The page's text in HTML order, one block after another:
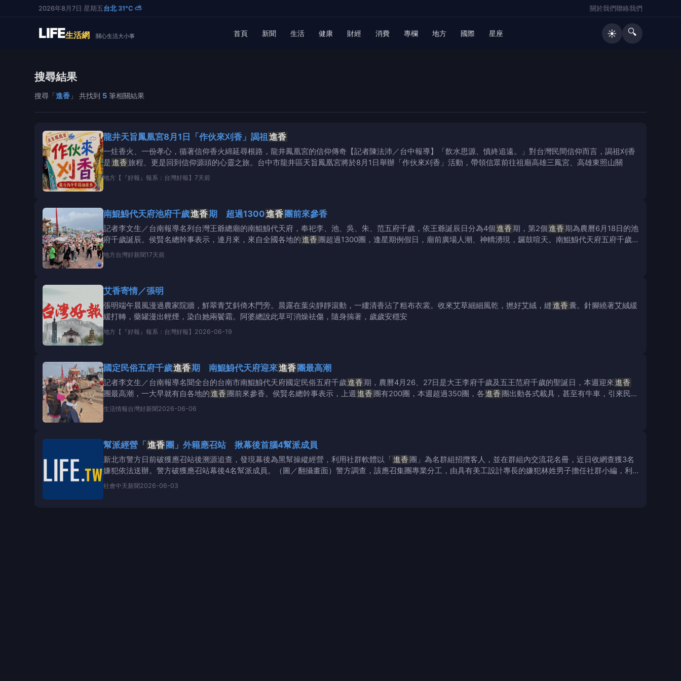
2026年8月7日 星期五台北 31°C ⛅ 關於我們聯絡我們
LIFE生活網 關心生活大小事 首頁 新聞 生活 健康 財經 消費 專欄 地方 國際 星座 ☀️ 🔍
搜尋結果
搜尋「進香 」 共找到 5 筆相關結果
龍井天旨鳳凰宮8月1日「作伙來刈香」謁祖 進香
一炷香火、一份孝心，循著信仰香火綿延尋根路，龍井鳳凰宮的信仰傳奇【記者陳法沛／台中報導】「飲水思源、慎終追遠。」對台灣民間信仰而言，謁祖刈香
是進香旅程、更是回到信仰源頭的心靈之旅。台中市龍井區天旨鳳凰宮將於8月1日舉辦「作伙來刈香」活動，帶領信眾前往祖廟高雄三鳳宮、高雄東照山關
地方 【『好報』報系：台灣好報】 7天前
南鯤鯓代天府池府千歲進香期 超過1300進香 團前來參香
記者李文生／台南報導名列台灣王爺總廟的南鯤鯓代天府，奉祀李、池、吳、朱、范五府千歲，依王爺誕辰日分為4個進香期，第2個進香期為農曆6月18日的池
府千歲誕辰。侯賢名總幹事表示，連月來，來自全國各地的進香 團超過1300團，逢星期例假日，廟前廣場人潮、神轎湧現，鑼鼓喧天。南鯤鯓代天府五府千歲
進香 期於102
地方台灣好新聞 17天前
艾香寄情／張明
張明端午晨風漫過農家院牆，鮮翠青艾斜倚木門旁。晨露在葉尖靜靜滾動，一縷清香沾了粗布衣裳。收來艾草細細風乾，撚好艾絨，縫進香 囊。針腳繞著艾絨緩
緩打轉，藥罐漫出輕煙，染白她兩鬢霜。阿婆總說此草可消燥祛傷，隨身揣著，歲歲安穩安
地方 【『好報』報系：台灣好報】 2026-06-19
國定民俗五府千歲進香期 南鯤鯓代天府迎來進香 團最高潮
記者李文生／台南報導名聞全台的台南市南鯤鯓代天府國定民俗五府千歲進香期，農曆4月26、27日是大王李府千歲及五王范府千歲的聖誕日，本週迎來進香
團最高潮，一大早就有自各地的進香 團前來參香。侯賢名總幹事表示，上週 進香 團有200團，本週超過350團，各進香 團出動各式載具，甚至有牛車，引來民眾
目光。廟方將於
生活情報台灣好新聞 2026-06-06
幫派經營「 進香 團」外籍應召站 揪幕後首腦4幫派成員
新北市警方日前破獲應召站後溯源追查，發現幕後為黑幫操縱經營，利用社群軟體以「進香 團」為名群組招攬客人，並在群組內交流花名冊，近日收網查獲3名
嫌犯依法送辦。警方破獲應召站幕後4名幫派成員。（圖／翻攝畫面）警方調查，該應召集團專業分工，由具有美工設計專長的嫌犯林姓男子擔任社群小編，利
用修圖軟體與特效圖貼
社會中天新聞 2026-06-03